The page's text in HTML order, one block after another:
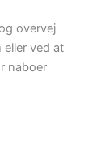
overvej
ved at
naboer